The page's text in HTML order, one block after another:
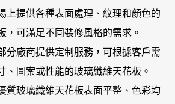
上提供各種表面處理、紋理和顏色的
，可滿足不同裝修風格的需求。
分廠商提供定制服務，可根據客戶需
、圖案或性能的玻璃纖維天花板。
質玻璃纖維天花板表面平整、色彩均